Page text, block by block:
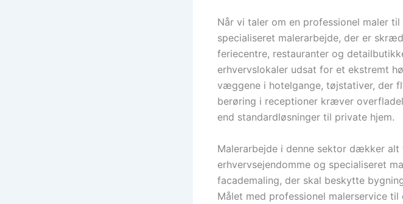
Når vi taler om en professionel maler
specialiseret malerarbejde, der er
feriecentre, restauranter og
erhvervslokaler udsat for et ekstremt
væggene i hotelgange, tøjstativer, der
berøring i receptioner kræver
end standardløsninger til private hjem.
Malerarbejde i denne sektor dækker
erhvervsejendomme og specialiseret
facademaling, der skal beskytte
Målet med professionel malerservice